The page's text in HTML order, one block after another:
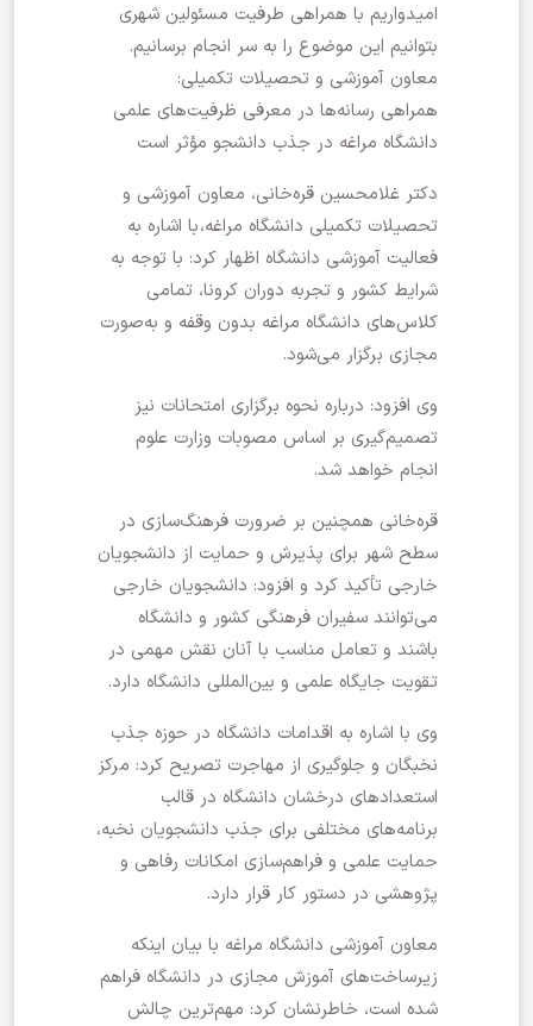
امیدواریم با همراهی طرفیت مسئولین شهری
بتوانیم این موضوع را به سر انجام برسانیم.
معاون آموزشی و تحصیلات تکمیلی:
همراهی رسانه‌ها در معرفی ظرفیت‌های علمی
دانشگاه مراغه در جذب دانشجو مؤثر است
دکتر غلامحسین قره‌خانی، معاون آموزشی و
تحصیلات تکمیلی دانشگاه مراغه، با اشاره به
فعالیت آموزشی دانشگاه اظهار کرد: با توجه به
شرایط کشور و تجربه دوران کرونا، تمامی
کلاس‌های دانشگاه مراغه بدون وقفه و به‌صورت
مجازی برگزار می‌شود.
وی افزود: درباره نحوه برگزاری امتحانات نیز
تصمیم‌گیری بر اساس مصوبات وزارت علوم
انجام خواهد شد.
قره‌خانی همچنین بر ضرورت فرهنگ‌سازی در
سطح شهر برای پذیرش و حمایت از دانشجویان
خارجی تأکید کرد و افزود: دانشجویان خارجی
می‌توانند سفیران فرهنگی کشور و دانشگاه
باشند و تعامل مناسب با آنان نقش مهمی در
تقویت جایگاه علمی و بین‌المللی دانشگاه دارد.
وی با اشاره به اقدامات دانشگاه در حوزه جذب
نخبگان و جلوگیری از مهاجرت تصریح کرد: مرکز
استعدادهای درخشان دانشگاه در قالب
برنامه‌های مختلفی برای جذب دانشجویان نخبه،
حمایت علمی و فراهم‌سازی امکانات رفاهی و
پژوهشی در دستور کار قرار دارد.
معاون آموزشی دانشگاه مراغه با بیان اینکه
زیرساخت‌های آموزش مجازی در دانشگاه فراهم
شده است، خاطرنشان کرد: مهم‌ترین چالش